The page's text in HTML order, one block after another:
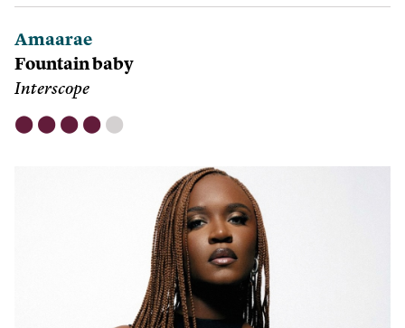
Amaarae
Fountain baby
Interscope
⬤ ⬤ ⬤ ⬤ ⬤